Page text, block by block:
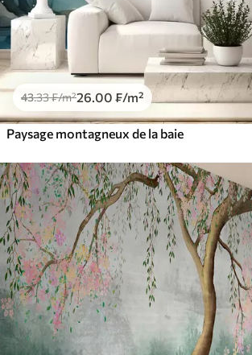
43.33₣/m²26 .00 ₣/m²
Paysage montagneux de la baie